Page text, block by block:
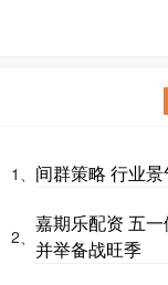
1、 间群策略 行业
2、
嘉期乐配资 五
并举备战旺季